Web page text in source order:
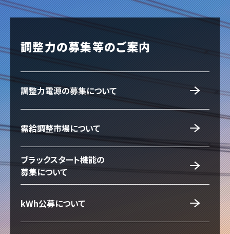
調整力の募集等のご案内
調整力電源の募集について
需給調整市場について
ブラックスタート機能の
募集について
kWh公募について